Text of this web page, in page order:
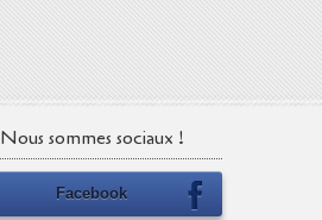
Nous sommes sociaux !
Facebook